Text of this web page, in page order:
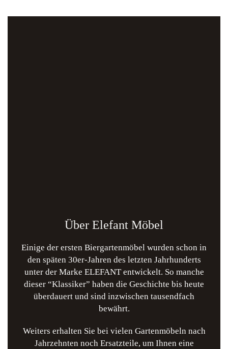
Über Elefant Möbel
Einige der ersten Biergartenmöbel wurden schon in
den späten 30er-Jahren des letzten Jahrhunderts
unter der Marke ELEFANT entwickelt. So manche
dieser “Klassiker” haben die Geschichte bis heute
überdauert und sind inzwischen tausendfach
bewährt.
Weiters erhalten Sie bei vielen Gartenmöbeln nach
Jahrzehnten noch Ersatzteile, um Ihnen eine